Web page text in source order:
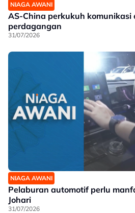
NIAGA AWANI
AS-China perkukuh komunikasi
perdagangan
31/07/2026
NIAGA AWANI
Pelaburan automotif perlu
Johari
31/07/2026